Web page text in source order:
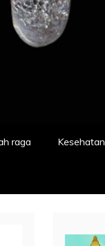
raga Kesehatan